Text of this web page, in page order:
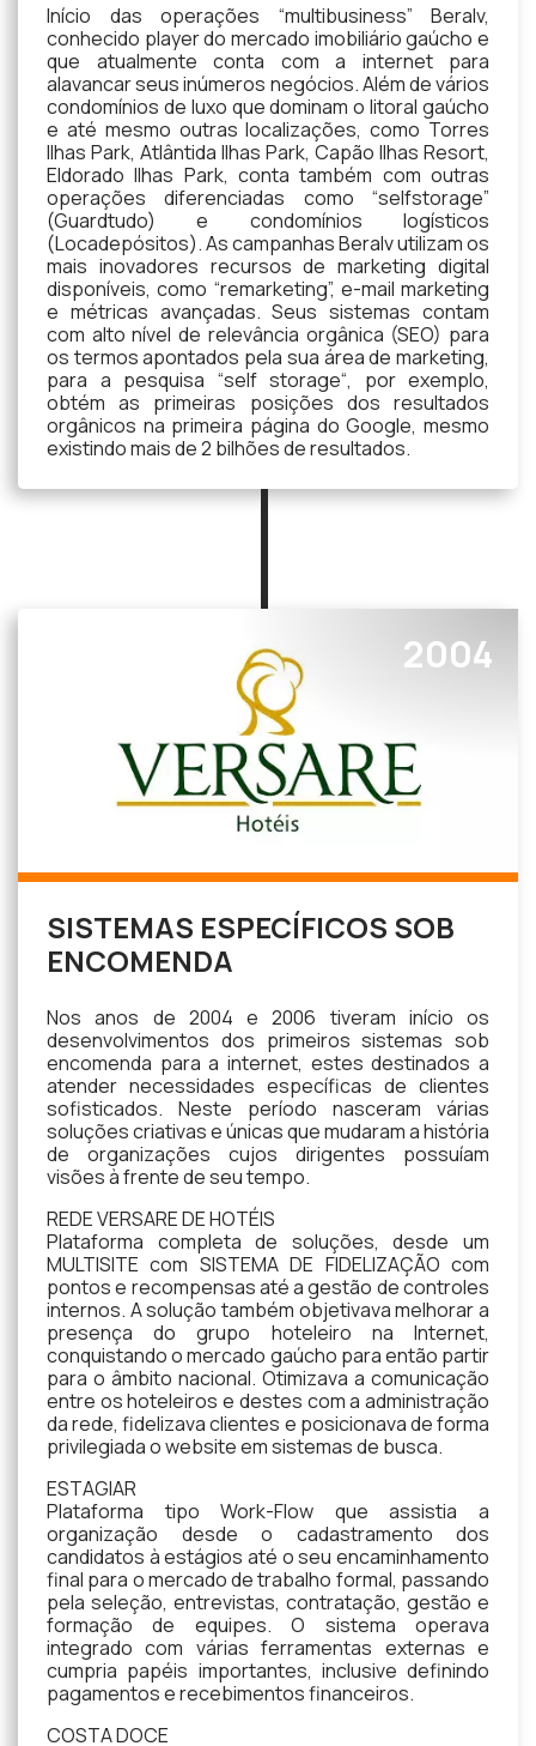
Início das operações “multibusiness” Beralv,
conhecido player do mercado imobiliário gaúcho e
que atualmente conta com a internet para
alavancar seus inúmeros negócios. Além de vários
condomínios de luxo que dominam o litoral gaúcho
e até mesmo outras localizações, como Torres
Ilhas Park, Atlântida Ilhas Park, Capão Ilhas Resort,
Eldorado Ilhas Park, conta também com outras
operações diferenciadas como “selfstorage”
(Guardtudo) e condomínios logísticos
(Locadepósitos). As campanhas Beralv utilizam os
mais inovadores recursos de marketing digital
disponíveis, como “remarketing”, e-mail marketing
e métricas avançadas. Seus sistemas contam
com alto nível de relevância orgânica (SEO) para
os termos apontados pela sua área de marketing,
para a pesquisa “self storage“, por exemplo,
obtém as primeiras posições dos resultados
orgânicos na primeira página do Google, mesmo
existindo mais de 2 bilhões de resultados.
2004
SISTEMAS ESPECÍFICOS SOB
ENCOMENDA
Nos anos de 2004 e 2006 tiveram início os
desenvolvimentos dos primeiros sistemas sob
encomenda para a internet, estes destinados a
atender necessidades específicas de clientes
sofisticados. Neste período nasceram várias
soluções criativas e únicas que mudaram a história
de organizações cujos dirigentes possuíam
visões à frente de seu tempo.
REDE VERSARE DE HOTÉIS
Plataforma completa de soluções, desde um
MULTISITE com SISTEMA DE FIDELIZAÇÃO com
pontos e recompensas até a gestão de controles
internos. A solução também objetivava melhorar a
presença do grupo hoteleiro na Internet,
conquistando o mercado gaúcho para então partir
para o âmbito nacional. Otimizava a comunicação
entre os hoteleiros e destes com a administração
da rede, fidelizava clientes e posicionava de forma
privilegiada o website em sistemas de busca.
ESTAGIAR
Plataforma tipo Work-Flow que assistia a
organização desde o cadastramento dos
candidatos à estágios até o seu encaminhamento
final para o mercado de trabalho formal, passando
pela seleção, entrevistas, contratação, gestão e
formação de equipes. O sistema operava
integrado com várias ferramentas externas e
cumpria papéis importantes, inclusive definindo
pagamentos e recebimentos financeiros.
COSTA DOCE